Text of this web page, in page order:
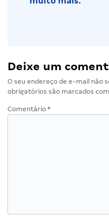
Deixe um
O seu endereço de e-mail não
obrigatórios são marcados com
Comentário *